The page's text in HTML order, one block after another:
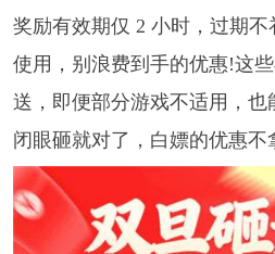
奖励有效期仅 2 小时，过期
使用，别浪费到手的优惠!这
送，即便部分游戏不适用，也
闭眼砸就对了，白嫖的优惠不